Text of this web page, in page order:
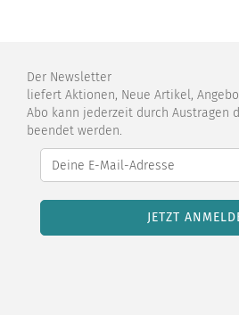
Der Newsletter
liefert Aktionen, Neue Artikel,
Abo kann jederzeit durch Austragen
beendet werden.